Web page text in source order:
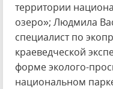
территории
озеро»; Людмила
специалист по
краеведческой
форме эколого-
национальном